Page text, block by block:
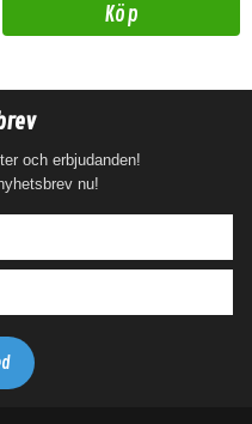
Köp
och erbjudanden!
nu!